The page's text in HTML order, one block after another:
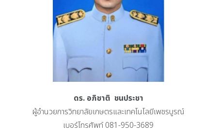
ดร. อภิชาติ ชนประชา
ผู้อำนวยการวิทยาลัยเกษตรและเทคโนโลยีเพชรบูรณ์
เบอร์โทรศัพท์ 081-950-3689